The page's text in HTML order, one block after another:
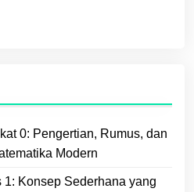
0: Pengertian, Rumus, dan
Modern
Konsep Sederhana yang